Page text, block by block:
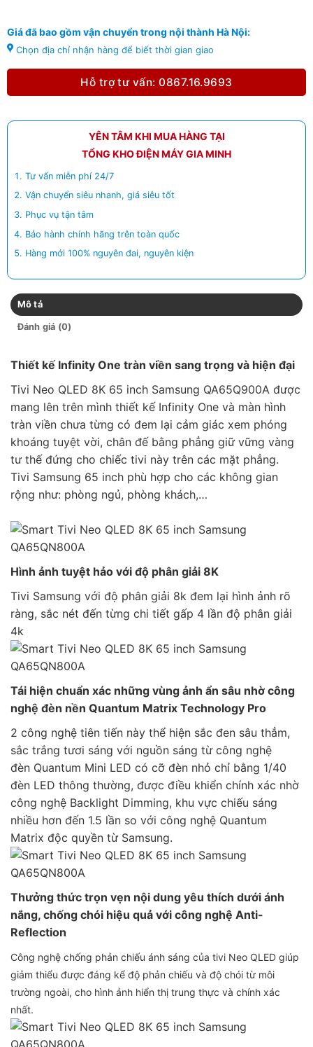
Giá đã bao gồm vận chuyển trong nội thành Hà Nội:
Chọn địa chỉ nhận hàng để biết thời gian giao
Hỗ trợ tư vấn: 0867.16.9693
YÊN TÂM KHI MUA HÀNG TẠI
TỔNG KHO ĐIỆN MÁY GIA MINH
Tư vấn miễn phí 24/7
Vận chuyển siêu nhanh, giá siêu tốt
Phục vụ tận tâm
Bảo hành chính hãng trên toàn quốc
Hàng mới 100% nguyên đai, nguyên kiện
Mô tả
Đánh giá (0)
Thiết kế Infinity One tràn viền sang trọng và hiện đại
Tivi Neo QLED 8K 65 inch Samsung QA65Q900A được
mang lên trên mình thiết kế Infinity One và màn hình
tràn viền chưa từng có đem lại cảm giác xem phóng
khoáng tuyệt vời, chân đế bằng phẳng giữ vững vàng
tư thế đứng cho chiếc tivi này trên các mặt phẳng.
Tivi Samsung 65 inch phù hợp cho các không gian
rộng như: phòng ngủ, phòng khách,…
Hình ảnh tuyệt hảo với độ phân giải 8K
Tivi Samsung với độ phân giải 8k đem lại hình ảnh rõ
ràng, sắc nét đến từng chi tiết gấp 4 lần độ phân giải
4k
Tái hiện chuẩn xác những vùng ảnh ẩn sâu nhờ công
nghệ đèn nền Quantum Matrix Technology Pro
2 công nghệ tiên tiến này thể hiện sắc đen sâu thẳm,
sắc trắng tươi sáng với nguồn sáng từ công nghệ
đèn Quantum Mini LED có cỡ đèn nhỏ chỉ bằng 1/40
đèn LED thông thường, được điều khiển chính xác nhờ
công nghệ Backlight Dimming, khu vực chiếu sáng
nhiều hơn đến 1.5 lần so với công nghệ Quantum
Matrix độc quyền từ Samsung.
Thưởng thức trọn vẹn nội dung yêu thích dưới ánh
nắng, chống chói hiệu quả với công nghệ Anti-
Reflection
Công nghệ chống phản chiếu ánh sáng của tivi Neo QLED giúp
giảm thiểu được đáng kể độ phản chiếu và độ chói từ môi
trường ngoài, cho hình ảnh hiển thị trung thực và chính xác
nhất.